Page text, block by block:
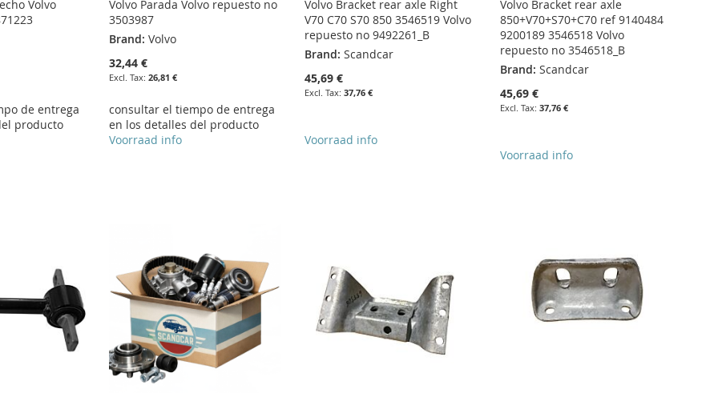
Volvo
de entrega
producto
Volvo Parada Volvo repuesto no
3503987
Brand: Volvo
32,44 €
26,81 €
consultar el tiempo de entrega
en los detalles del producto
Voorraad info
Volvo Bracket rear axle Right
V70 C70 S70 850 3546519 Volvo
repuesto no 9492261_B
Brand: Scandcar
45,69 €
37,76 €
Voorraad info
Volvo Bracket rear axle
850+V70+S70+C70 ref 9140484
9200189 3546518 Volvo
repuesto no 3546518_B
Brand: Scandcar
45,69 €
37,76 €
Voorraad info